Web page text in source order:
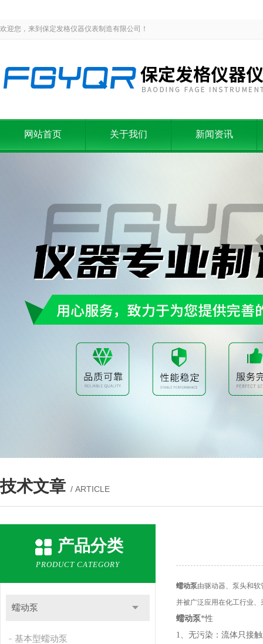
欢迎您，来到保定发格仪器仪表制造有限公司！
网站首页 关于我们 新闻资讯
技术文章 / ARTICLE
产品分类
PRODUCT CATEGORY
蠕动泵
基本型蠕动泵
蠕动泵由驱动器、泵头和
并被广泛应用在化工行业
蠕动泵*性
1、无污染：流体只接